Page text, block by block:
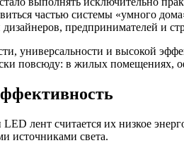
частью системы «умного
предпринимателей и
универсальности и высокой
повсюду: в жилых помещениях,
лент считается их низкое
источниками света.